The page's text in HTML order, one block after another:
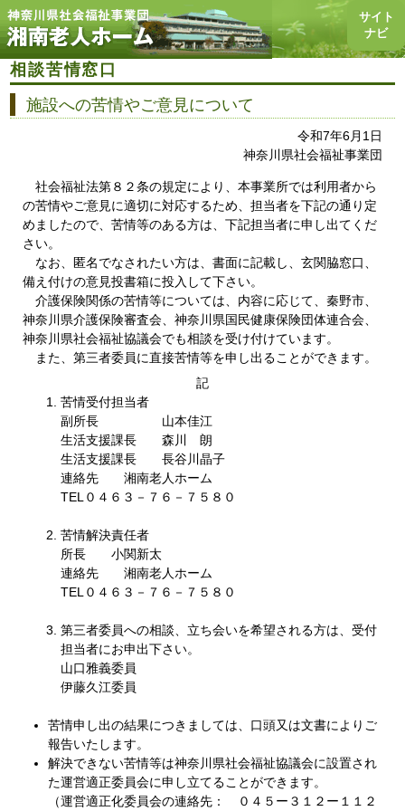
サイト
ナビ
相談苦情窓口
施設への苦情やご意見について
令和7年6月1日
神奈川県社会福祉事業団
社会福祉法第８２条の規定により、本事業所では利用者から
の苦情やご意見に適切に対応するため、担当者を下記の通り定
めましたので、苦情等のある方は、下記担当者に申し出てくだ
さい。
なお、匿名でなされたい方は、書面に記載し、玄関脇窓口、
備え付けの意見投書箱に投入して下さい。
介護保険関係の苦情等については、内容に応じて、秦野市、
神奈川県介護保険審査会、神奈川県国民健康保険団体連合会、
神奈川県社会福祉協議会でも相談を受け付けています。
また、第三者委員に直接苦情等を申し出ることができます。
記
苦情受付担当者
副所長 山本佳江
生活支援課長 森川 朗
生活支援課長 長谷川晶子
連絡先 湘南老人ホーム
TEL０４６３－７６－７５８０
苦情解決責任者
所長 小関新太
連絡先 湘南老人ホーム
TEL０４６３－７６－７５８０
第三者委員への相談、立ち会いを希望される方は、受付
担当者にお申出下さい。
山口雅義委員
伊藤久江委員
苦情申し出の結果につきましては、口頭又は文書によりご
報告いたします。
解決できない苦情等は神奈川県社会福祉協議会に設置され
た運営適正委員会に申し立てることができます。
（運営適正化委員会の連絡先： ０４５ー３１２ー１１２